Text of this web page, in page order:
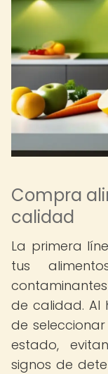
Compra
calidad
La primera
tus
de calidad. Al
de
estado,
signos de